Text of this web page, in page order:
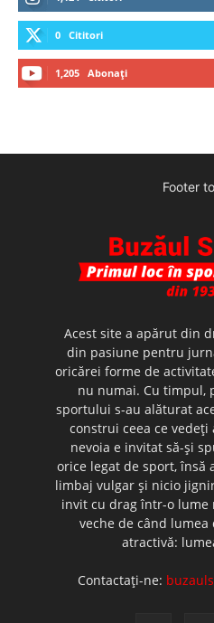
0 Cititori
1,205 Abonați
Footer
Acest site a apărut din
din pasiune pentru
oricărei forme de
nu numai. Cu timpul,
sportului s-au alăturat
construi ceea ce
nevoia e invitat să-şi
orice legat de sport, însă
limbaj vulgar şi nicio
invit cu drag într-o lume
veche de când
atractivă:
Contactați-ne: